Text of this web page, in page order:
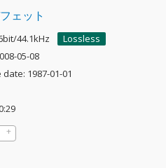
ェット
44.1kHz
Lossless
05-08
1987-01-01